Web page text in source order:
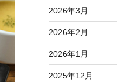
2026年3月
2026年2月
2026年1月
2025年12月